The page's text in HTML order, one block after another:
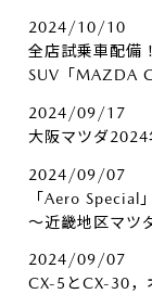
2024/10/10
全店試乗車配備
SUV「MAZDA
2024/09/17
大阪マツダ2024
2024/09/07
「Aero Special
～近畿地区マツ
2024/09/07
CX-5とCX-30，